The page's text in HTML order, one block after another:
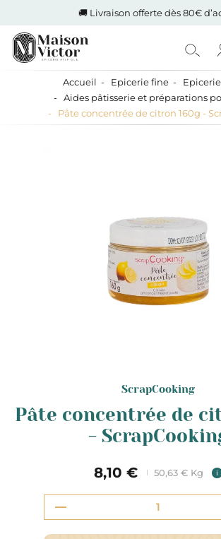
🚚 Livraison offerte dès 80€
Accueil Epicerie fine
Aides pâtisserie et préparations
Pâte concentrée de citron 160g -
ScrapCooking
Pâte concentrée de
-
8,10 € 50,63 € Kg i